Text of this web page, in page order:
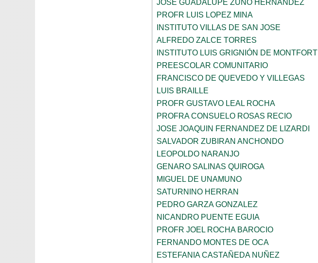
JOSE GUADALUPE ZUNO HERNANDEZ
PROFR LUIS LOPEZ MINA
INSTITUTO VILLAS DE SAN JOSE
ALFREDO ZALCE TORRES
INSTITUTO LUIS GRIGNIÓN DE MONTFORT
PREESCOLAR COMUNITARIO
FRANCISCO DE QUEVEDO Y VILLEGAS
LUIS BRAILLE
PROFR GUSTAVO LEAL ROCHA
PROFRA CONSUELO ROSAS RECIO
JOSE JOAQUIN FERNANDEZ DE LIZARDI
SALVADOR ZUBIRAN ANCHONDO
LEOPOLDO NARANJO
GENARO SALINAS QUIROGA
MIGUEL DE UNAMUNO
SATURNINO HERRAN
PEDRO GARZA GONZALEZ
NICANDRO PUENTE EGUIA
PROFR JOEL ROCHA BAROCIO
FERNANDO MONTES DE OCA
ESTEFANIA CASTAÑEDA NUÑEZ